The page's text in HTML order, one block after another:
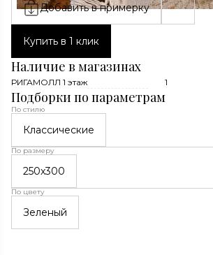
Добавить в примерку
Купить в 1 клик
Наличие в магазинах
РИГАМОЛЛ 1 этаж 1
Подборки по параметрам
По стилю
Классические
По размеру
250x300
По цвету
Зеленый